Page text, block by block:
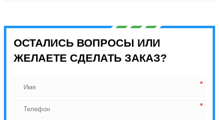
ОСТАЛИСЬ ВОПРОСЫ ИЛИ
ЖЕЛАЕТЕ СДЕЛАТЬ ЗАКАЗ?